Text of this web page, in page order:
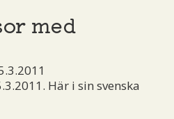
med
Här i sin svenska